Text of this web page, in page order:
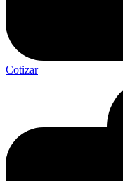
Cotizar